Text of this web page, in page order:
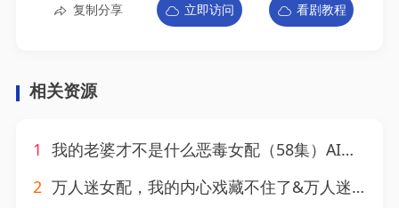
复制分享 立即访问 看剧教程
相关资源
1 我的老婆才不是什么恶毒女配（58集）AI短剧
2 万人迷女配，我的内心戏藏不住了&万人迷女配我的内心戏藏不住了（144集）AI短剧